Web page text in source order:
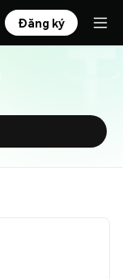
Đăng ký